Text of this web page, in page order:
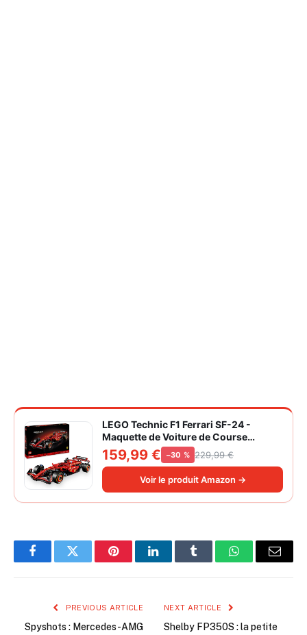
LEGO Technic F1 Ferrari SF-24 -
Maquette de Voiture de Course
Collector à Échelle 1/8 - Décoration -
Inclut Moteur V6, Boîte de Vitesses,
DRS et Volant - Idée de Cadeau pour
Adulte et Adolescent 42207
159,99 € −30 % 229,99 €
Voir le produit Amazon →
FacebookTwitter PinterestLinkedInTumblr WhatsAppEmail
PREVIOUS ARTICLE
Spyshots : Mercedes-AMG
NEXT ARTICLE
Shelby FP350S : la petite